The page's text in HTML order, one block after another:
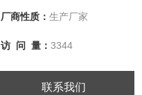
厂商性质： 生产厂家
访 问 量： 3344
联系我们